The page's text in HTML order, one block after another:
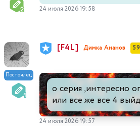
24 июля 2026 19:58
Постоялец
[F4L] Димка Ананов 59
о серия ,интересно
или все же все 4
24 июля 2026 19:57